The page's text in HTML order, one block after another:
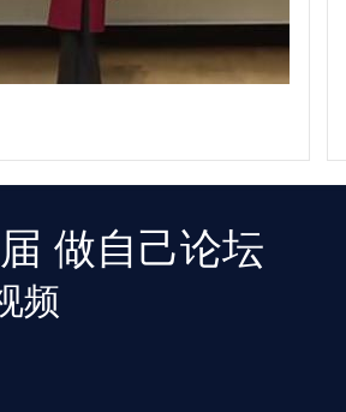
做自己论坛
频